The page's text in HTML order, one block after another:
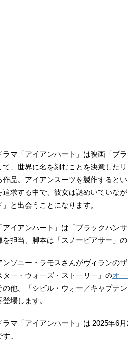
ラマ「アイアンハート」は映画「ブ
て、世界に名を刻むことを決意した
作品。アイアンスーツを製作すると
追求する中で、彼女は謎めいていな
」と出会うことになります。
アイアンハート」は「ブラックパン
を担当、脚本は「スノーピアサー」
ンソニー・ラモスさんがヴィランの
ター・ウォーズ・ストーリー」のオ
の他、「シビル・ウォー／キャプテ
登場します。
ラマ「アイアンハート」は 2025年6
す。